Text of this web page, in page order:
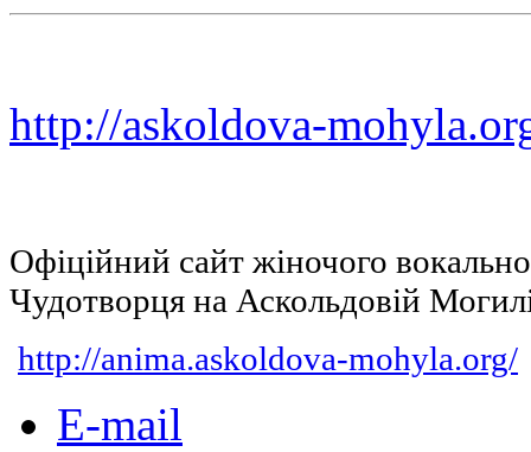
http://askoldova-
Офіційний сайт жіночого
Чудотворця на Аскольдовій
http://anima.askoldova-mohyla.org/
E-mail